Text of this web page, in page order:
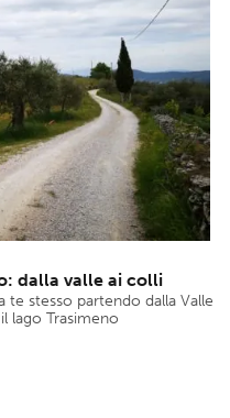
dalla valle ai colli
te stesso partendo dalla Valle
lago Trasimeno